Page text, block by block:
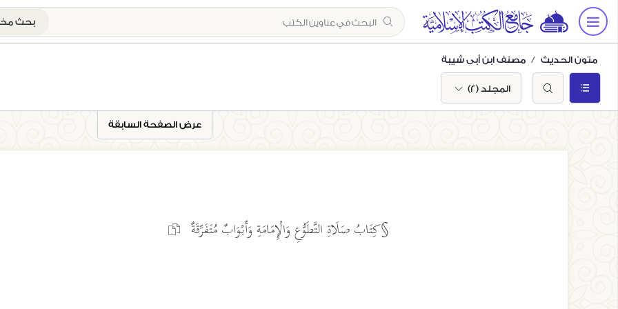
بحث
متون الحديث مصنف ابن أبي شيبة
المجلد (2)
عرض الصفحة السابقة
§كِتَابُ صَلَاةِ التَّطَوُّعِ وَالْإِمَامَةِ وَأَبْوَابٌ مُتَفَرِّقَةٌ